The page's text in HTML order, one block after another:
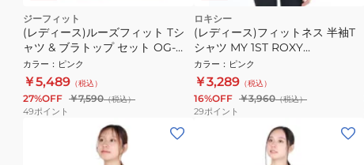
ジーフィット
(レディース)ルーズフィット Tシ
ャツ & ブラトップ セット OG-
C002TS PNK
カラー ： ピンク
￥5,489 （税込）
27%OFF ￥7,590（税込）
49ポイント
ロキシー
(レディース)フィットネス 半袖T
シャツ MY 1ST ROXY
26SPRST261531PNK
カラー ： ピンク
￥3,289 （税込）
16%OFF ￥3,960（税込）
29ポイント